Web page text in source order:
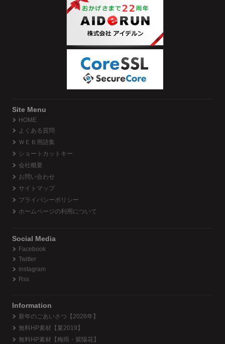
Site Menu
HOME
よくある質問
ＷＥＢ用語集
ショートカットキー
会社概要
お問い合わせ
サイトマップ
プライバシーポリシー
ホームページの利用について
Social Media
Facebook
Twitter
instagram
Rss
Information
新年のごあいさつ【2026年】
無料HP素材【夏2019】
無料HP素材【梅雨・紫陽花】